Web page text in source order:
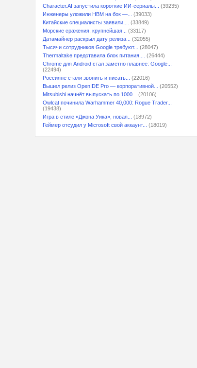
Character.AI запустила короткие ИИ-сериалы...
(39235)
Инженеры уложили HBM на бок —...
(39033)
Китайские специалисты заявили,...
(33849)
Морские сражения, крупнейшая...
(33117)
Датамайнер раскрыл дату релиза...
(32055)
Тысячи сотрудников Google требуют...
(28047)
Thermaltake представила блок питания,...
(26444)
Chrome для Android стал заметно плавнее: Google...
(22494)
Россияне стали звонить и писать...
(22016)
Вышел релиз OpenIDE Pro — корпоративной...
(20552)
Mitsubishi начнёт выпускать по 1000...
(20106)
Owlcat починила Warhammer 40,000: Rogue Trader...
(19438)
Игра в стиле «Джона Уика», новая...
(18972)
Геймер отсудил у Microsoft свой аккаунт...
(18019)